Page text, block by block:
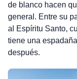
de blanco hacen
general. Entre su
al Espíritu Santo,
tiene una
después.